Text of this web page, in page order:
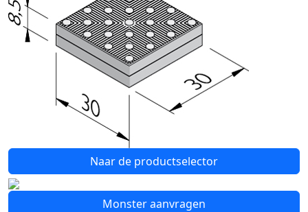
Naar de productselector
Monster aanvragen